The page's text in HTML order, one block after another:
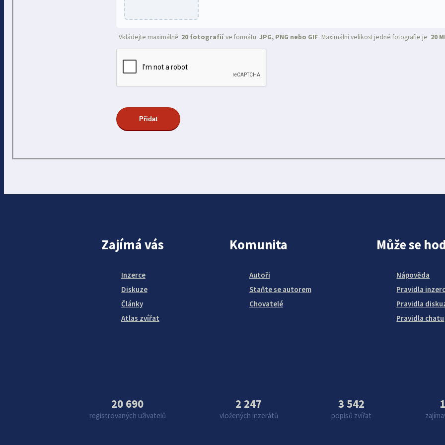
Vkládejte maximálně 20 fotografiíve formátu JPG, PNG nebo GIF. Maximální velikost jedné fotografie je 20
Zajímá vás
Inzerce
Diskuze
Články
Atlas zvířat
Komunita
Autoři
Staňte se autorem
Chovatelé
Může se
Nápověda
Pravidla
Pravidla
Pravidla chatu
20 690
registrovaných uživatelů
2 247
vložených inzerátů
3 542
popisů zvířat